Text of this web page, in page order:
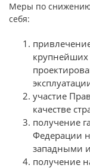
Меры по снижению
себя:
участие
качестве
получение
Федерации
западными
получение